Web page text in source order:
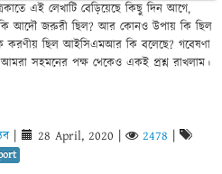
এই লেখাটি বেড়িয়েছে কিছু দিন আগে,
কি আদৌ জরুরী ছিল? আর কোনও উপায় কি ছিল
করণীয় ছিল আইসিএমআর কি বলেছে? গবেষণা
আমরা সহমনের পক্ষ থেকেও একই প্রশ্ন রাখলাম।
| 28 April, 2020 2478